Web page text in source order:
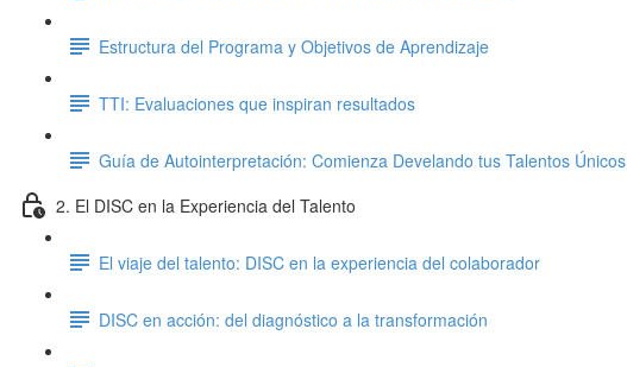
Estructura del Programa y Objetivos de Aprendizaje
TTI: Evaluaciones que inspiran resultados
Guía de Autointerpretación: Comienza Develando tus Talentos Únicos
2. El DISC en la Experiencia del Talento
El viaje del talento: DISC en la experiencia del colaborador
DISC en acción: del diagnóstico a la transformación